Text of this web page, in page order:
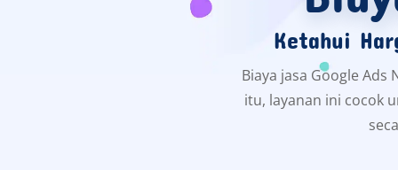
Ketahui
Biaya jasa Google
itu, layanan ini cocok